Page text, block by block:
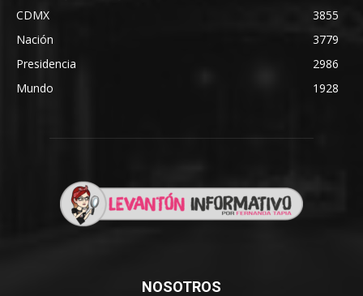
CDMX
3855
Nación
3779
Presidencia
2986
Mundo
1928
NOSOTROS